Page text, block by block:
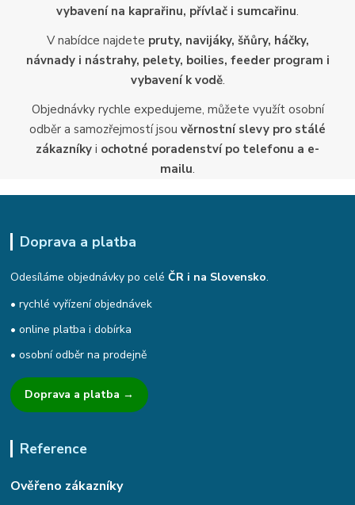
vybavení na kaprařinu, přívlač i sumcařinu.
V nabídce najdete pruty, navijáky, šňůry, háčky,
návnady i nástrahy, pelety, boilies, feeder program i
vybavení k vodě.
Objednávky rychle expedujeme, můžete využít osobní
odběr a samozřejmostí jsou věrnostní slevy pro stálé
zákazníky i ochotné poradenství po telefonu a e-
mailu.
Doprava a platba
Odesíláme objednávky po celéČR i na Slovensko.
• rychlé vyřízení objednávek
• online platba i dobírka
• osobní odběr na prodejně
Doprava a platba →
Reference
Ověřeno zákazníky